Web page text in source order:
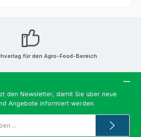
für den Agro-Food-Bereich
den Newsletter, damit Sie über neue
Angebote informiert werden.